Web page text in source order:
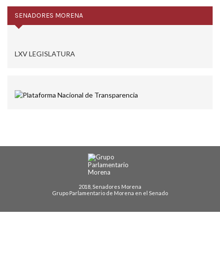
SENADORES MORENA
LXV LEGISLATURA
2018, Senadores Morena
Grupo Parlamentario de Morena en el Senado